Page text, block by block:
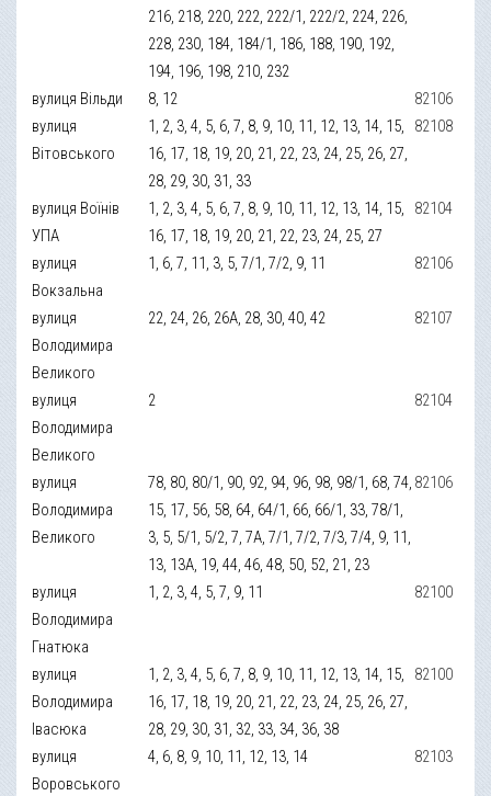
216, 218, 220, 222, 222/1, 222/2, 224, 226,
228, 230, 184, 184/1, 186, 188, 190, 192,
194, 196, 198, 210, 232
вулиця Вільди 8, 12
82106
вулиця
Вітовського
1, 2, 3, 4, 5, 6, 7, 8, 9, 10, 11, 12, 13, 14, 15,
16, 17, 18, 19, 20, 21, 22, 23, 24, 25, 26, 27,
28, 29, 30, 31, 33
82108
вулиця Воїнів
УПА
1, 2, 3, 4, 5, 6, 7, 8, 9, 10, 11, 12, 13, 14, 15,
16, 17, 18, 19, 20, 21, 22, 23, 24, 25, 27
82104
вулиця
Вокзальна
1, 6, 7, 11, 3, 5, 7/1, 7/2, 9, 11 82106
вулиця
Володимира
Великого
22, 24, 26, 26A, 28, 30, 40, 42 82107
вулиця
Володимира
Великого
2 82104
вулиця
Володимира
Великого
78, 80, 80/1, 90, 92, 94, 96, 98, 98/1, 68, 74,
15, 17, 56, 58, 64, 64/1, 66, 66/1, 33, 78/1,
3, 5, 5/1, 5/2, 7, 7A, 7/1, 7/2, 7/3, 7/4, 9, 11,
13, 13A, 19, 44, 46, 48, 50, 52, 21, 23
82106
вулиця
Володимира
Гнатюка
1, 2, 3, 4, 5, 7, 9, 11 82100
вулиця
Володимира
Івасюка
1, 2, 3, 4, 5, 6, 7, 8, 9, 10, 11, 12, 13, 14, 15,
16, 17, 18, 19, 20, 21, 22, 23, 24, 25, 26, 27,
28, 29, 30, 31, 32, 33, 34, 36, 38
82100
вулиця
Воровського
4, 6, 8, 9, 10, 11, 12, 13, 14 82103